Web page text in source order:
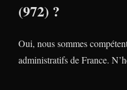
(972) ?
Oui, nous sommes
administratifs de France.